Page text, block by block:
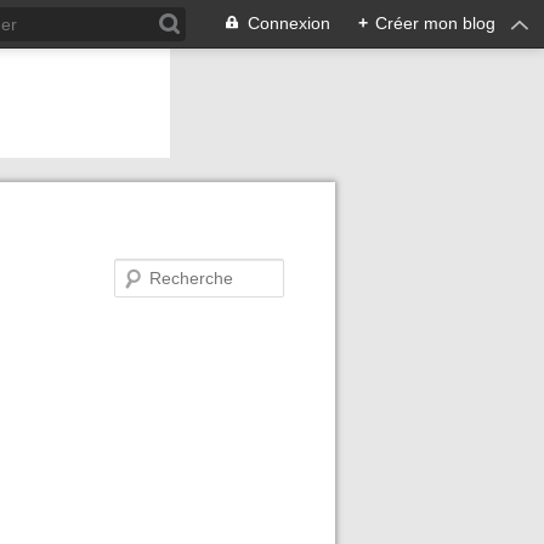
Connexion + Créer mon blog